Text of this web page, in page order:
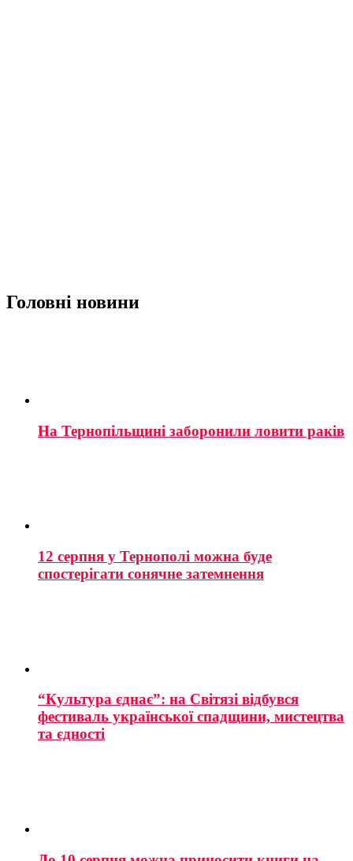
Головні новини
На Тернопільщині заборонили ловити раків
12 серпня у Тернополі можна буде
спостерігати сонячне затемнення
“Культура єднає”: на Світязі відбувся
фестиваль української спадщини, мистецтва
та єдності